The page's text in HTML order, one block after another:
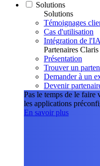
Solutions
Solutions
Témoignages
Cas d'utilisation
Intégration de l'IA
Partenaires Claris
Présentation
Trouver un
Demander à un
Devenir
Pas le temps de le faire
les applications
En savoir plus